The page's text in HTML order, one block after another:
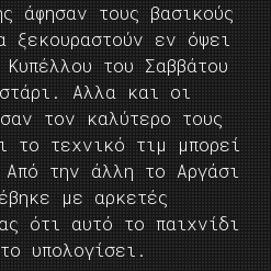
άφησαν τους βασικούς
ξεκουραστούν εν όψει
του Σαββάτου
Αλλα και οι
τον καλύτερο τους
το τεχνικό τιμ μπορεί
την άλλη το Αργάσι
με αρκετές
ότι αυτό το παιχνίδι
υπολογίσει.